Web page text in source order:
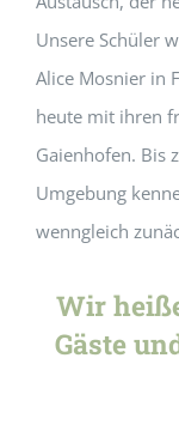
Unsere Schüler
Alice Mosnier in
heute mit ihren
Gaienhofen. Bis
Umgebung
wenngleich
Wir
Gäste